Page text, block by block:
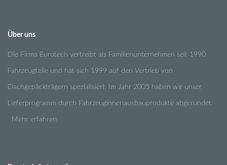
Über uns
Die Firma Eurotech vertreibt als Familienunternehmen seit 1990
Fahrzeugteile und hat sich 1999 auf den Vertrieb von
Dachgepäckträgern spezialisiert. Im Jahr 2005 haben wir unser
Lieferprogramm durch Fahrzeuginnenausbauprodukte abgerundet.
Mehr erfahren